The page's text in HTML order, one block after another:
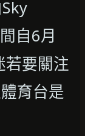
自6月
若要關注
育台是